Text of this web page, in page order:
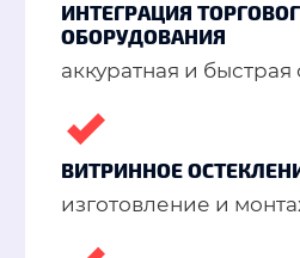
ИНТЕГРАЦИЯ
ОБОРУДОВАНИЯ
аккуратная и быстрая
ВИТРИННОЕ
изготовление и